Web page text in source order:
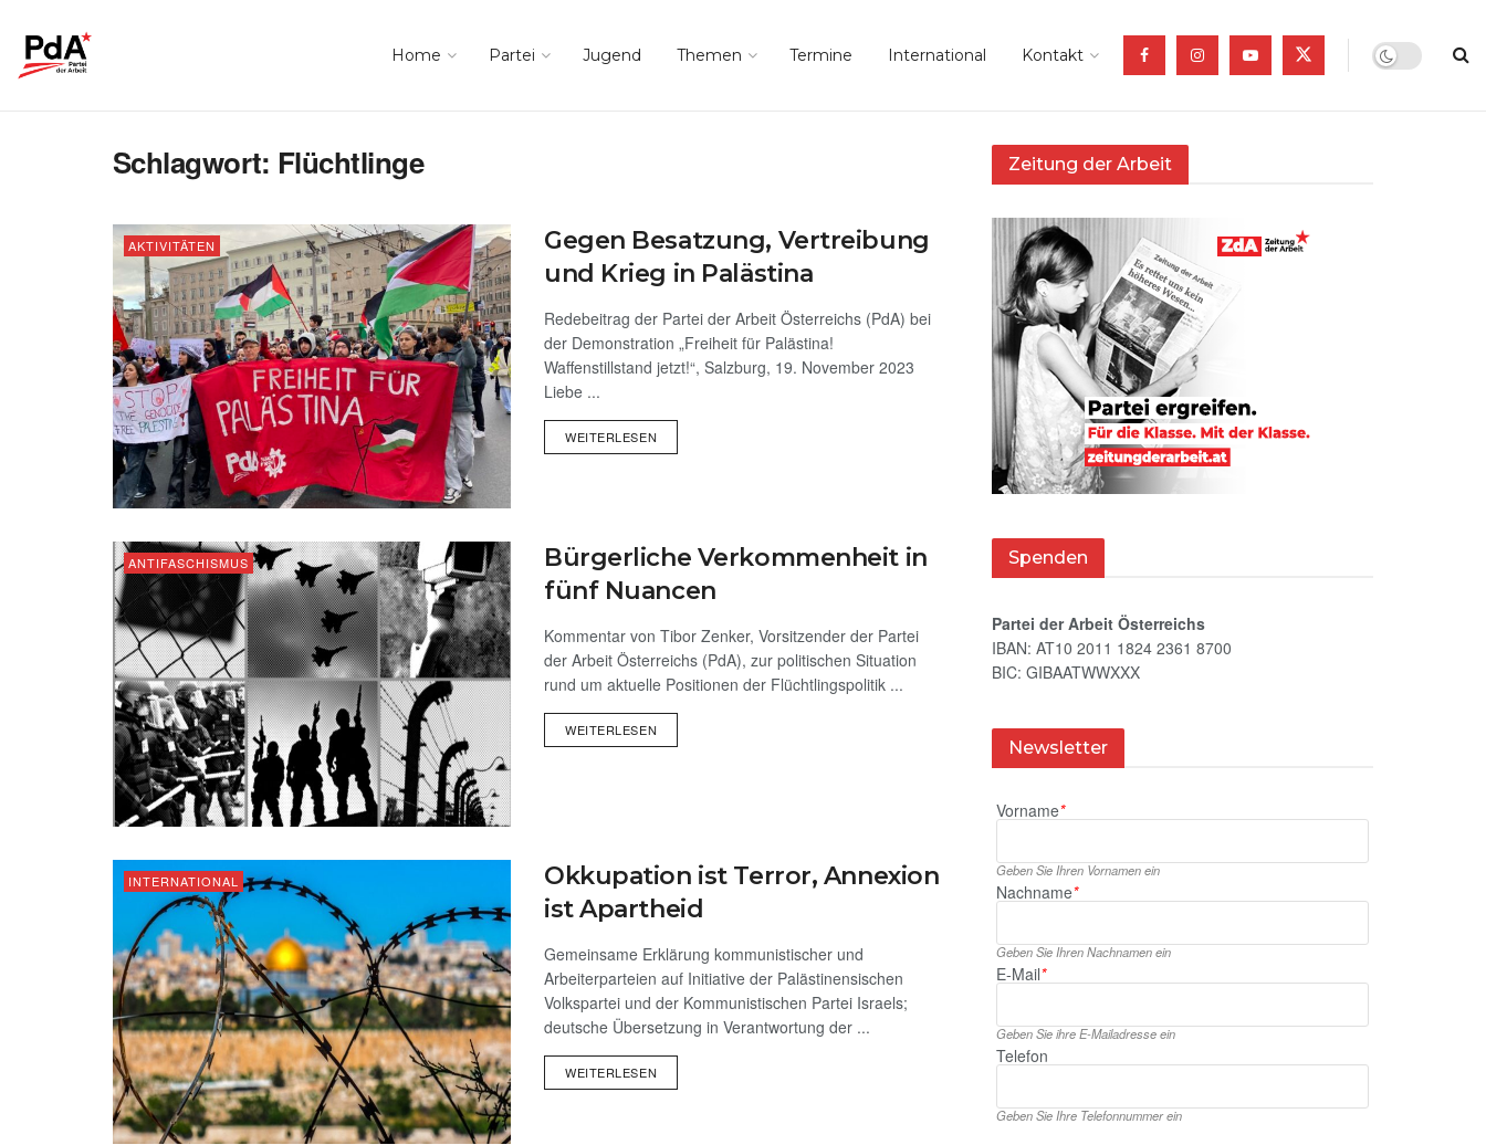
Home Partei Jugend Themen Termine International Kontakt
Schlagwort: Flüchtlinge
AKTIVITÄTEN
Gegen Besatzung, Vertreibung
und Krieg in Palästina
Redebeitrag der Partei der Arbeit Österreichs (PdA) bei
der Demonstration „Freiheit für Palästina!
Waffenstillstand jetzt!“, Salzburg, 19. November 2023
Liebe ...
WEITERLESEN
ANTIFASCHISMUS
Bürgerliche Verkommenheit in
fünf Nuancen
Kommentar von Tibor Zenker, Vorsitzender der Partei
der Arbeit Österreichs (PdA), zur politischen Situation
rund um aktuelle Positionen der Flüchtlingspolitik ...
WEITERLESEN
INTERNATIONAL
Okkupation ist Terror, Annexion
ist Apartheid
Gemeinsame Erklärung kommunistischer und
Arbeiterparteien auf Initiative der Palästinensischen
Volkspartei und der Kommunistischen Partei Israels;
deutsche Übersetzung in Verantwortung der ...
WEITERLESEN
Zeitung der Arbeit
Spenden
Partei der Arbeit Österreichs
IBAN: AT10 2011 1824 2361 8700
BIC: GIBAATWWXXX
Newsletter
Vorname*
Geben Sie Ihren Vornamen ein
Nachname*
Geben Sie Ihren Nachnamen ein
E‑Mail*
Geben Sie ihre E‑Mailadresse ein
Telefon
Geben Sie Ihre Telefonnummer ein